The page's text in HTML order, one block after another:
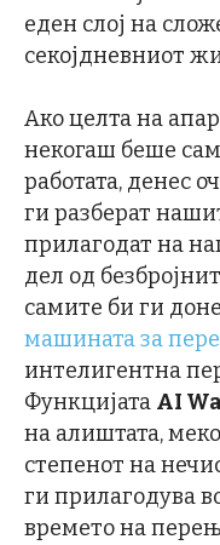
еден слој на
секојдневниот
Ако целта на
некогаш беше
работата, денес
ги разберат
прилагодат на
дел од
самите би ги
машината за
интелигентна
Функцијата AI
на алиштата,
степенот на
ги прилагодува
времето на